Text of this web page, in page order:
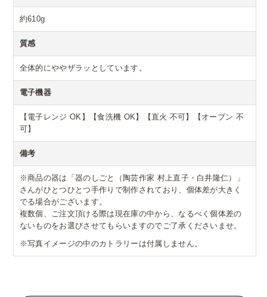
約610g
質感
全体的にややザラッとしています。
電子機器
【電子レンジ OK】【食洗機 OK】【直火 不可】【オーブン 不
可】
備考
※商品の器は「器のしごと（陶芸作家 村上直子・白井隆仁）」
さんがひとつひとつ手作りで制作されており、個体差が大きく
でる場合がございます。
複数個、ご注文頂ける際は現在庫の中から、なるべく個体差の
ないものをお選びさせてもらいますのでご了承くださいませ。
※写真イメージの中のカトラリーは付属しません。